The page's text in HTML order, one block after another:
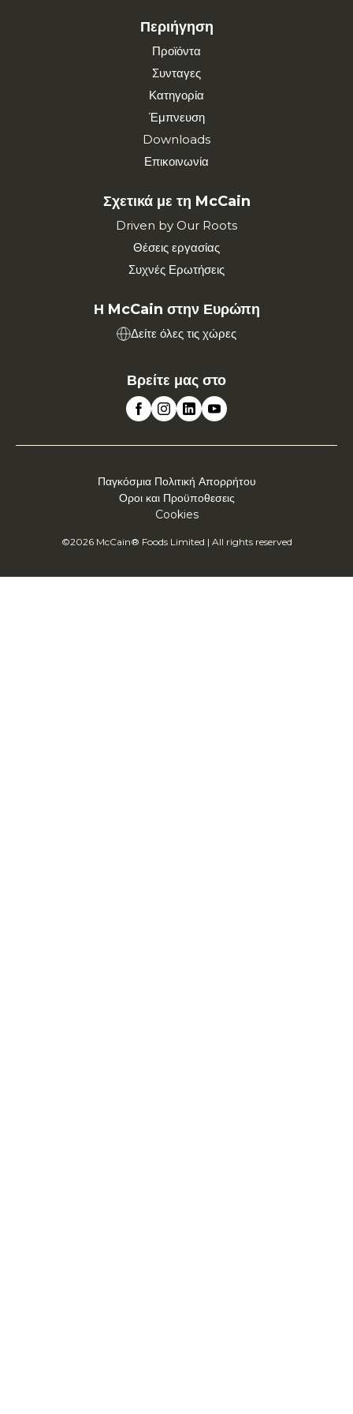
Περιήγηση
Προϊόντα
Συνταγες
Κατηγορία
Έμπνευση
Downloads
Επικοινωνία
Σχετικά με τη McCain
Driven by Our Roots
Θέσεις εργασίας
Συχνές Ερωτήσεις
Η McCain στην Ευρώπη
Δείτε όλες τις χώρες
Βρείτε μας στο
Παγκόσμια Πολιτική Απορρήτου
Οροι και Προϋποθεσεις
Cookies
©2026 McCain® Foods Limited | All rights reserved